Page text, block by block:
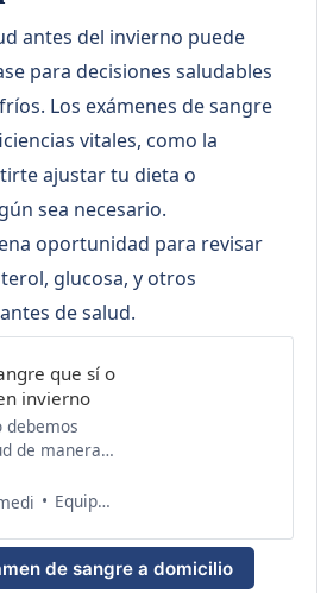
antes del invierno puede
para decisiones saludables
Los exámenes de sangre
vitales, como la
ajustar tu dieta o
sea necesario.
oportunidad para revisar
glucosa, y otros
de salud.
que sí o
invierno
debemos
de manera
afectarEquipo de Salud Examedi
de sangre a domicilio